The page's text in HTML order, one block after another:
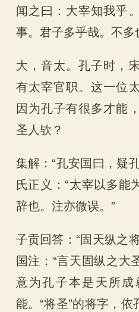
闻之曰：大宰知我乎
事。君子多乎哉。不多
大，音太。孔子时，
有太宰官职。这一位
因为孔子有很多才能
圣人欤？
集解：“孔安国曰，疑
氏正义：“太宰以多能
辞也。注亦微误。”
子贡回答：“固天纵之
国注：“言天固纵之大
意为孔子本是天所
能。“将圣”的将字，